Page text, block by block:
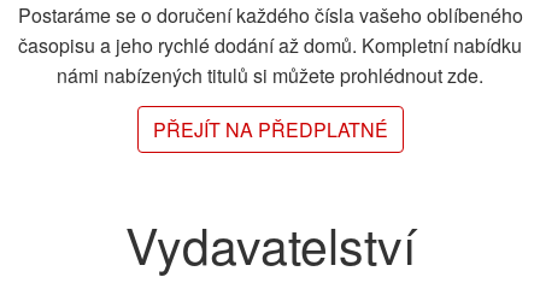
Postaráme se o doručení každého čísla vašeho oblíbeného
časopisu a jeho rychlé dodání až domů. Kompletní nabídku
námi nabízených titulů si můžete prohlédnout zde.
PŘEJÍT NA PŘEDPLATNÉ
Vydavatelství